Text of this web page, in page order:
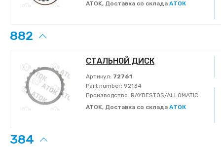
ATOK, Доставка со склада АТОК
882
СТАЛЬНОЙ ДИСК
Артикул: 72761
Part number: 92134
Производство: RAYBESTOS/ALLOMATIC
ATOK, Доставка со склада АТОК
384